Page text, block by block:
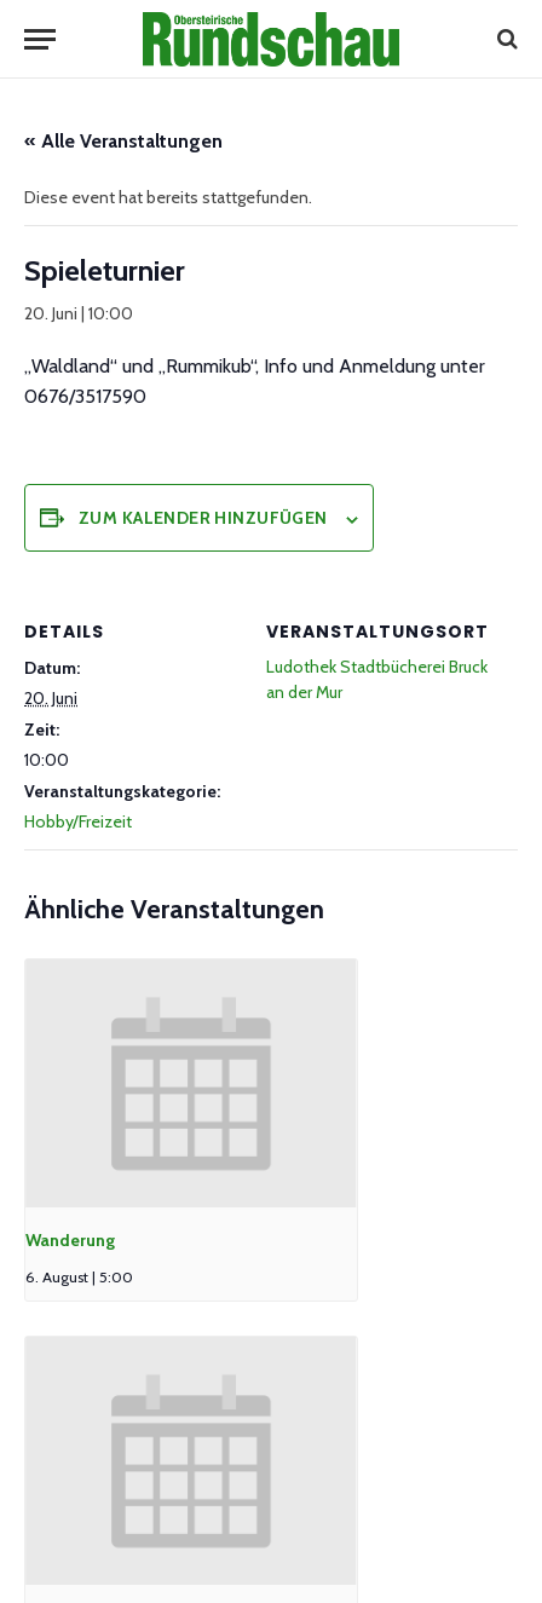
« Alle Veranstaltungen
Diese event hat bereits stattgefunden.
Spieleturnier
20. Juni | 10:00
„Waldland“ und „Rummikub“, Info und Anmeldung unter
0676/3517590
ZUM KALENDER HINZUFÜGEN
DETAILS
Datum:
20. Juni
Zeit:
10:00
Veranstaltungskategorie:
Hobby/Freizeit
VERANSTALTUNGSORT
Ludothek Stadtbücherei Bruck
an der Mur
Ähnliche Veranstaltungen
Wanderung
6. August | 5:00